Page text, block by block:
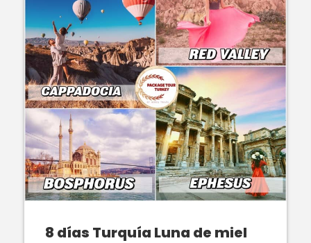
8 días Turquía Luna de miel